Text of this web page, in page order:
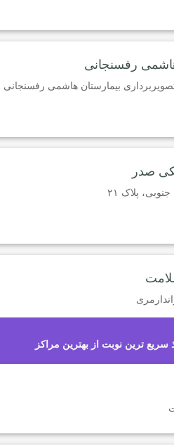
رفسنجانی
بیمارستان هاشمی رفسنجانی
صدر
پلاک ۲۱
سریع ترین نوبت از بهترین مراکز